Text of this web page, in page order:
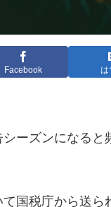
Facebook は
ーズンになる
国税庁から送